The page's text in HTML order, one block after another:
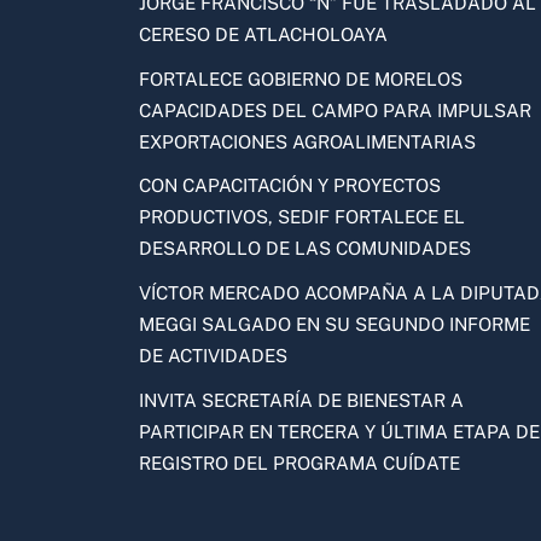
CERESO DE ATLACHOLOAYA
FORTALECE GOBIERNO DE MORELOS
CAPACIDADES DEL CAMPO PARA IMPULSAR
EXPORTACIONES AGROALIMENTARIAS
CON CAPACITACIÓN Y PROYECTOS
PRODUCTIVOS, SEDIF FORTALECE EL
DESARROLLO DE LAS COMUNIDADES
VÍCTOR MERCADO ACOMPAÑA A LA
MEGGI SALGADO EN SU SEGUNDO INFORME
DE ACTIVIDADES
INVITA SECRETARÍA DE BIENESTAR A
PARTICIPAR EN TERCERA Y ÚLTIMA ETAPA DE
REGISTRO DEL PROGRAMA CUÍDATE